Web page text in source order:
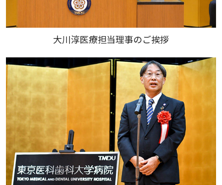
大川淳医療担当理事のご挨拶